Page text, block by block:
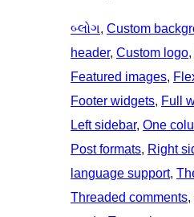
બ્લોગ, Custom
header, Custom logo,
Featured images,
Footer widgets, Full
Left sidebar, One
Post formats, Right
language support,
Threaded comments,